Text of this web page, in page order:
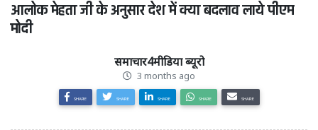
आलोक मेहता जी के अनुसार देश में क्या बदलाव लाये पीएम
मोदी
समाचार4मीडिया ब्यूरो
3 months ago
SHARE SHARE SHARE SHARE SHARE